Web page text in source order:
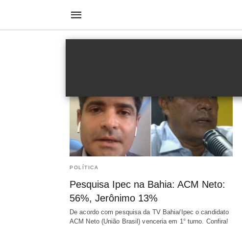
POLÍTICA
Pesquisa Ipec na Bahia: ACM Neto:
56%, Jerônimo 13%
De acordo com pesquisa da TV Bahia/Ipec o candidato
ACM Neto (União Brasil) venceria em 1° turno. Confira!